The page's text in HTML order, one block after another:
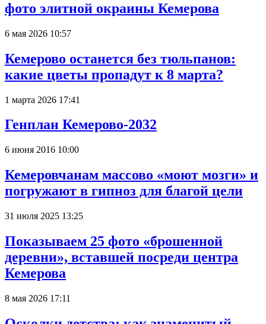
фото элитной окраины Кемерова
6 мая 2026 10:57
Кемерово останется без тюльпанов:
какие цветы пропадут к 8 марта?
1 марта 2026 17:41
Генплан Кемерово-2032
6 июня 2016 10:00
Кемеровчанам массово «моют мозги» и
погружают в гипноз для благой цели
31 июля 2025 13:25
Показываем 25 фото «брошенной
деревни», вставшей посреди центра
Кемерова
8 мая 2026 17:11